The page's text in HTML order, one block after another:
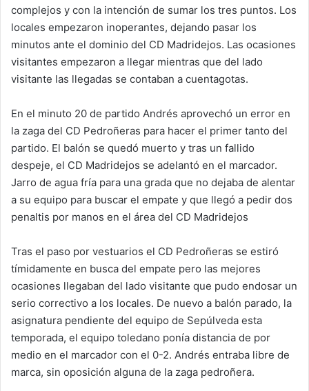
complejos y con la intención de sumar los tres puntos. Los
locales empezaron inoperantes, dejando pasar los
minutos ante el dominio del CD Madridejos. Las ocasiones
visitantes empezaron a llegar mientras que del lado
visitante las llegadas se contaban a cuentagotas.
En el minuto 20 de partido Andrés aprovechó un error en
la zaga del CD Pedroñeras para hacer el primer tanto del
partido. El balón se quedó muerto y tras un fallido
despeje, el CD Madridejos se adelantó en el marcador.
Jarro de agua fría para una grada que no dejaba de alentar
a su equipo para buscar el empate y que llegó a pedir dos
penaltis por manos en el área del CD Madridejos
Tras el paso por vestuarios el CD Pedroñeras se estiró
tímidamente en busca del empate pero las mejores
ocasiones llegaban del lado visitante que pudo endosar un
serio correctivo a los locales. De nuevo a balón parado, la
asignatura pendiente del equipo de Sepúlveda esta
temporada, el equipo toledano ponía distancia de por
medio en el marcador con el 0-2. Andrés entraba libre de
marca, sin oposición alguna de la zaga pedroñera.